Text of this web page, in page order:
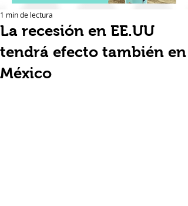
La recesión en EE.UU
tendrá efecto también en
México
1 min de lectura